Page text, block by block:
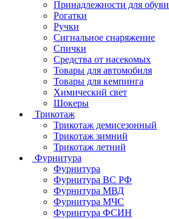
Принадлежности для обуви
Рогатки
Ручки
Сигнальное снаряжение
Спички
Средства от насекомых
Товары для автомобиля
Товары для кемпинга
Химический свет
Шокеры
Трикотаж
Трикотаж демисезонный
Трикотаж зимний
Трикотаж летний
Фурнитура
Фурнитура
Фурнитура ВС РФ
Фурнитура МВД
Фурнитура МЧС
Фурнитура ФСИН